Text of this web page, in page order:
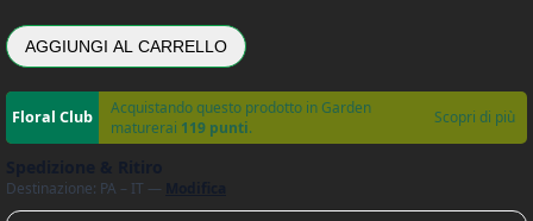
AGGIUNGI AL CARRELLO
Acquistando questo prodotto in Garden
maturerai 119 punti. Scopri di più
Destinazione: PA – IT —